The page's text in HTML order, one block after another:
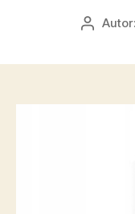
AutorAutor: